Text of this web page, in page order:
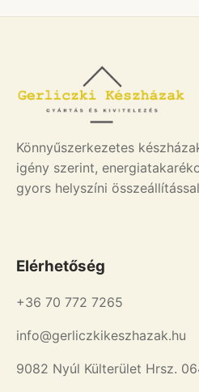
Könnyűszerkezetes
igény szerint,
gyors helyszíni
Elérhetőség
+36 70 772 7265
info@gerliczkikeszhazak.hu
9082 Nyúl Külterület Hrsz.